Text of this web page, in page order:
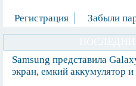
Регистрация Забыли
Samsung представила
экран, емкий аккумулятор